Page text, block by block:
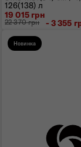
126(138) л
19 015 грн
22 370 грн - 3 355
Новинка